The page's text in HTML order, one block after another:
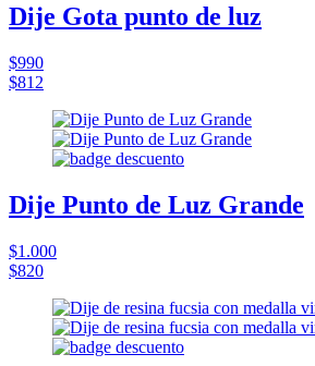
Dije Gota punto de luz
$990
$812
Dije Punto de Luz Grande
$1.000
$820